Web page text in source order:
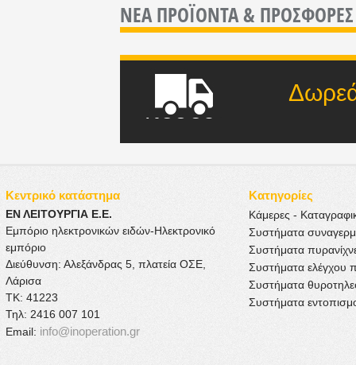
ΝΕΑ ΠΡΟΪΟΝΤΑ & ΠΡΟΣΦΟΡΕΣ
Δωρεάν
ποσού
Κεντρικό κατάστημα Κατηγορίες
ΕΝ ΛΕΙΤΟΥΡΓΙΑ Ε.Ε.
Εμπόριο ηλεκτρονικών ειδών-Ηλεκτρονικό
εμπόριο
Διεύθυνση: Αλεξάνδρας 5, πλατεία ΟΣΕ,
Λάρισα
ΤΚ: 41223
Τηλ: 2416 007 101
Email: info@inoperation.gr
Κάμερες -
Συστήματα
Συστήματα
Συστήματα ελέγχου
Συστήματα
Συστήματα